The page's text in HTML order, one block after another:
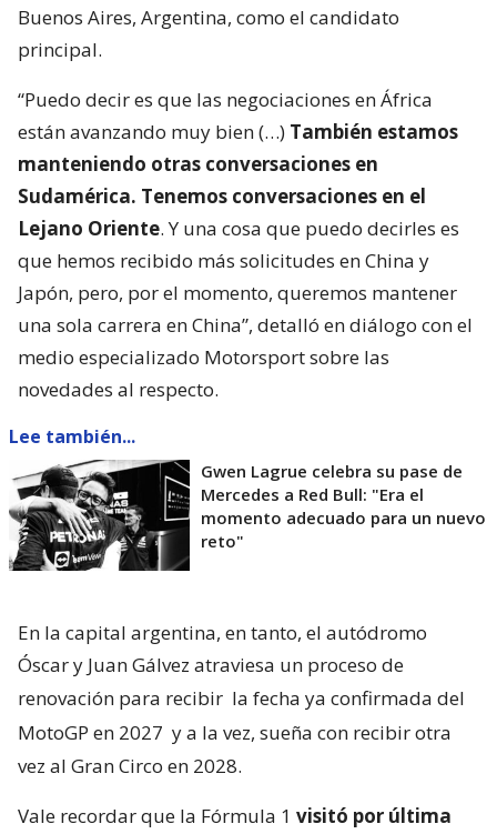
Buenos Aires, Argentina, como el candidato
principal.
“Puedo decir es que las negociaciones en África
están avanzando muy bien (…) También estamos
manteniendo otras conversaciones en
Sudamérica. Tenemos conversaciones en el
Lejano Oriente. Y una cosa que puedo decirles es
que hemos recibido más solicitudes en China y
Japón, pero, por el momento, queremos mantener
una sola carrera en China”, detalló en diálogo con el
medio especializado Motorsport sobre las
novedades al respecto.
Lee también...
Gwen Lagrue celebra su pase de
Mercedes a Red Bull: "Era el
momento adecuado para un nuevo
reto"
En la capital argentina, en tanto, el autódromo
Óscar y Juan Gálvez atraviesa un proceso de
renovación para recibir la fecha ya confirmada del
MotoGP en 2027 y a la vez, sueña con recibir otra
vez al Gran Circo en 2028.
Vale recordar que la Fórmula 1 visitó por última